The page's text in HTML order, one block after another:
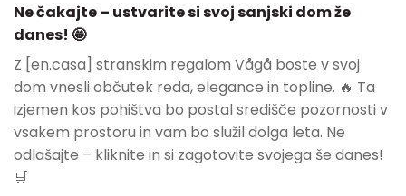
Ne čakajte – ustvarite si svoj sanjski dom že
danes! 🤩
Z [en.casa] stranskim regalom Vågå boste v svoj
dom vnesli občutek reda, elegance in topline. 🔥 Ta
izjemen kos pohištva bo postal središče pozornosti v
vsakem prostoru in vam bo služil dolga leta. Ne
odlašajte – kliknite in si zagotovite svojega še danes!
🛒